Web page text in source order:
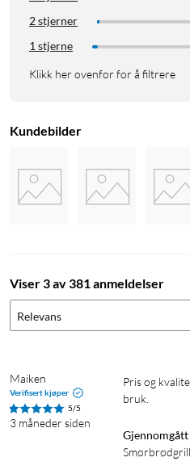
2 stjerner
1 stjerne
Klikk her ovenfor for å filtrere
Kundebilder
Viser 3 av 381 anmeldelser
Relevans
Maiken
Verifisert kjøper
5/5
3 måneder siden
Pris og kvalitet! Veldig godt resultat ved
bruk.
Smørbrødgrill